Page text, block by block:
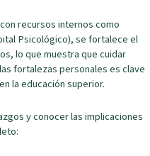
recursos internos como
Psicológico), se fortalece el
lo que muestra que cuidar
fortalezas personales es clave
la educación superior.
y conocer las implicaciones